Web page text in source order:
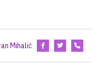
Mihalić